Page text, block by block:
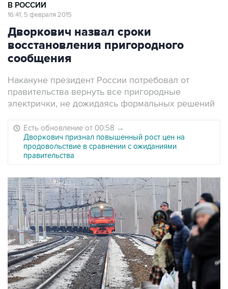
В РОССИИ
16:41, 5 февраля 2015
Дворкович назвал сроки
восстановления пригородного
сообщения
Накануне президент России потребовал от
правительства вернуть все пригородные
электрички, не дожидаясь формальных решений
Есть обновление от 00:58 →
Дворкович признал повышенный рост цен на
продовольствие в сравнении с ожиданиями
правительства